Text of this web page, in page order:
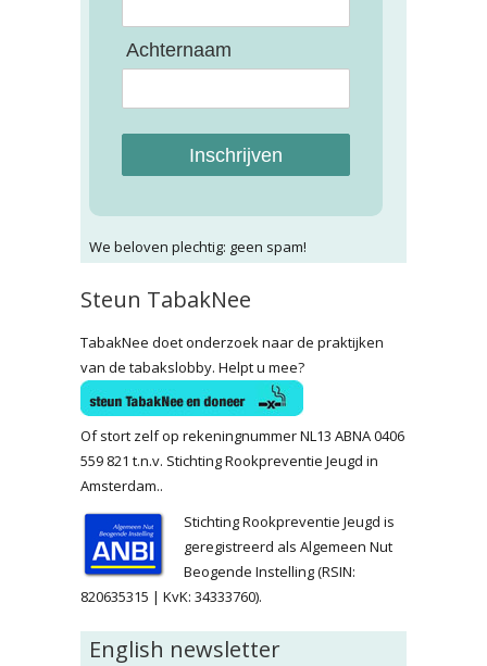
Achternaam
Inschrijven
We beloven plechtig: geen spam!
Steun TabakNee
TabakNee doet onderzoek naar de praktijken
van de tabakslobby. Helpt u mee?
Of stort zelf op rekeningnummer NL13 ABNA 0406
559 821 t.n.v. Stichting Rookpreventie Jeugd in
Amsterdam..
Stichting Rookpreventie Jeugd is
geregistreerd als Algemeen Nut
Beogende Instelling (RSIN:
820635315 | KvK: 34333760).
English newsletter